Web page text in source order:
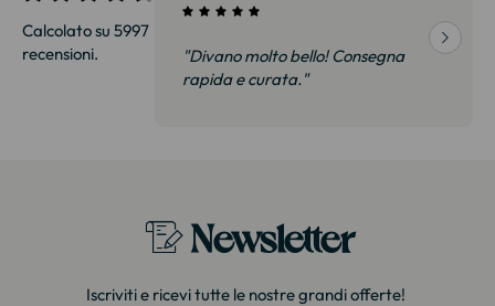
Calcolato su 5997
recensioni.
"Divano molto bello! Consegna
rapida e curata."
Newsletter
Iscriviti e ricevi tutte le nostre grandi offerte!